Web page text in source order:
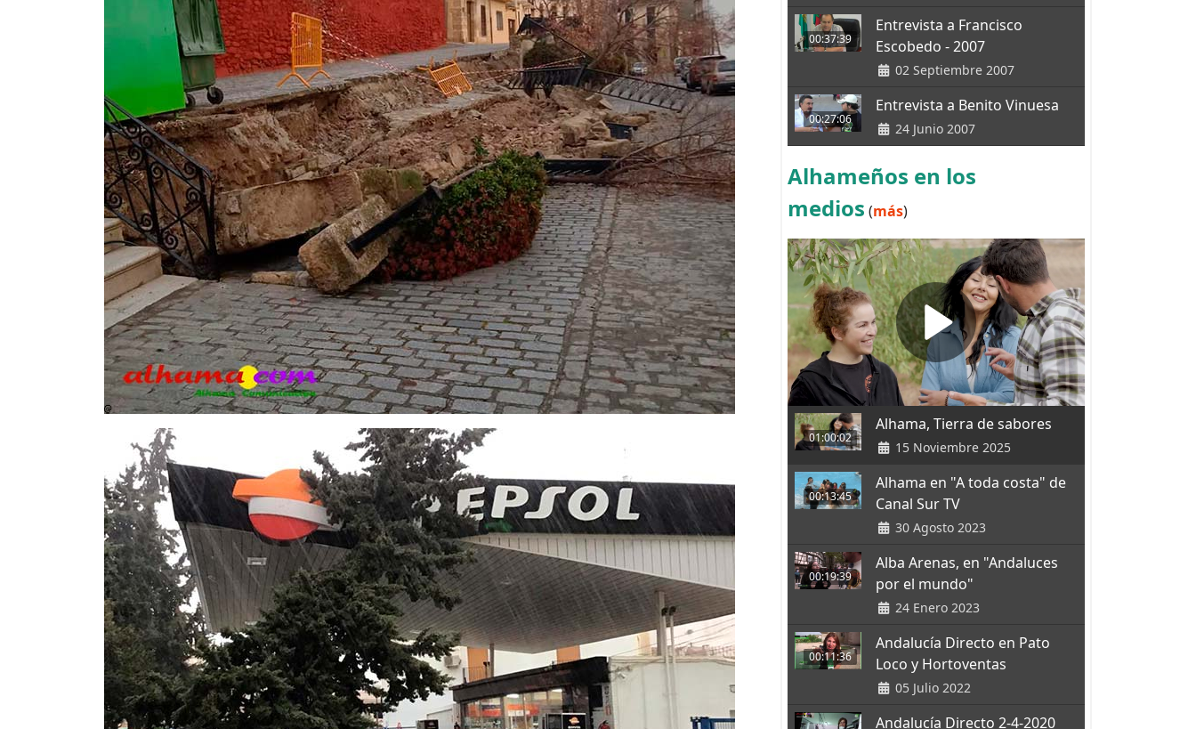
00:37:39
Entrevista a Francisco
Escobedo - 2007
02 Septiembre 2007
00:27:06
Entrevista a Benito Vinuesa
24 Junio 2007
Alhameños en los
medios (más)
01:00:02
Alhama, Tierra de sabores
15 Noviembre 2025
00:13:45
Alhama en "A toda costa" de
Canal Sur TV
30 Agosto 2023
00:19:39
Alba Arenas, en "Andaluces
por el mundo"
24 Enero 2023
00:11:36
Andalucía Directo en Pato
Loco y Hortoventas
05 Julio 2022
Andalucía Directo 2-4-2020